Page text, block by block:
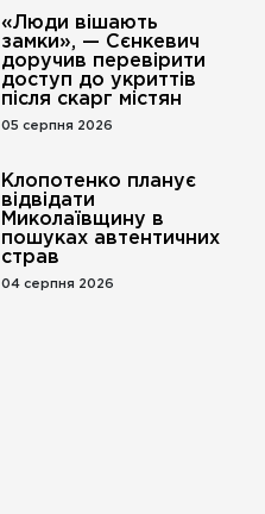
«Люди вішають
замки», — Сєнкевич
доручив перевірити
доступ до укриттів
після скарг містян
05 серпня 2026
Клопотенко планує
відвідати
Миколаївщину в
пошуках автентичних
страв
04 серпня 2026